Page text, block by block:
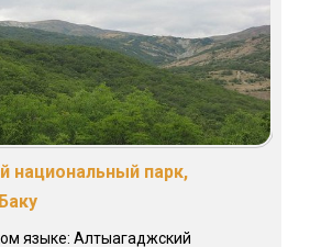
национальный парк,
языке: Алтыагаджский